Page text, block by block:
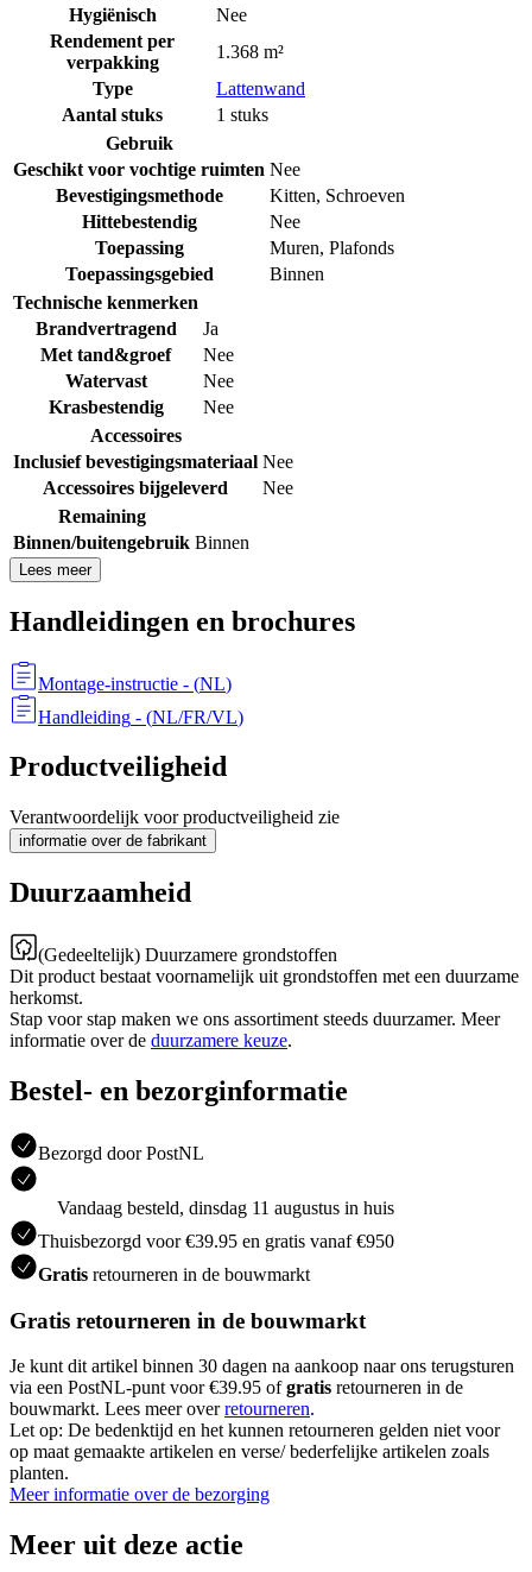
Hygiënisch
Nee
Rendement per
verpakking
1.368 m²
Type
Lattenwand
Aantal stuks
1 stuks
Gebruik
Geschikt voor vochtige ruimten Nee
Bevestigingsmethode
Kitten, Schroeven
Hittebestendig
Nee
Toepassing
Muren, Plafonds
Toepassingsgebied
Binnen
Technische kenmerken
Brandvertragend
Ja
Met tand&groef
Nee
Watervast
Nee
Krasbestendig
Nee
Accessoires
Inclusief bevestigingsmateriaal Nee
Accessoires bijgeleverd
Nee
Remaining
Binnen/buitengebruik Binnen
Lees meer
Handleidingen en brochures
Montage-instructie - (NL)
Handleiding - (NL/FR/VL)
Productveiligheid
Verantwoordelijk voor productveiligheid zie
informatie over de fabrikant
Duurzaamheid
(Gedeeltelijk) Duurzamere grondstoffen
Dit product bestaat voornamelijk uit grondstoffen met een duurzame
herkomst.
Stap voor stap maken we ons assortiment steeds duurzamer. Meer
informatie over de duurzamere keuze.
Bestel- en bezorginformatie
Bezorgd door PostNL
Vandaag besteld, dinsdag 11 augustus in huis
Thuisbezorgd voor €39.95 en gratis vanaf €950
Gratis retourneren in de bouwmarkt
Gratis retourneren in de bouwmarkt
Je kunt dit artikel binnen 30 dagen na aankoop naar ons terugsturen
via een PostNL-punt voor €39.95 ofgratis retourneren in de
bouwmarkt. Lees meer overretourneren.
Let op: De bedenktijd en het kunnen retourneren gelden niet voor
op maat gemaakte artikelen en verse/ bederfelijke artikelen zoals
planten.
Meer informatie over de bezorging
Meer uit deze actie